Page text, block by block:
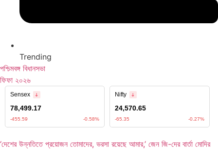
Trending
পশ্চিমবঙ্গ বিধানসভা
ফিফা ২০২৬
‘দেশের উন্নতিতে প্রয়োজন তোমাদের, ভরসা রয়েছে আমার,’ জেন জি-দের বার্তা মোদির